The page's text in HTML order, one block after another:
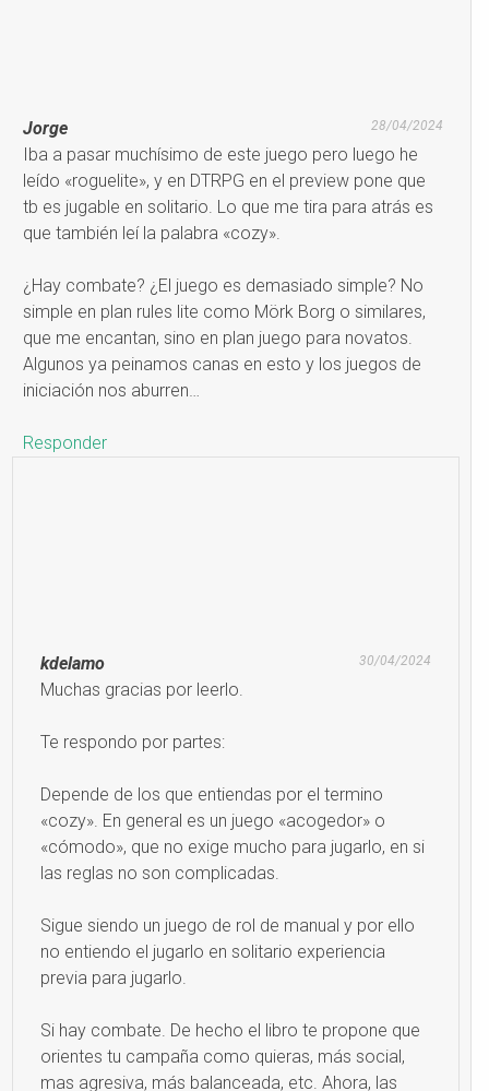
Jorge 28/04/2024
Iba a pasar muchísimo de este juego pero luego he
leído «roguelite», y en DTRPG en el preview pone que
tb es jugable en solitario. Lo que me tira para atrás es
que también leí la palabra «cozy».
¿Hay combate? ¿El juego es demasiado simple? No
simple en plan rules lite como Mörk Borg o similares,
que me encantan, sino en plan juego para novatos.
Algunos ya peinamos canas en esto y los juegos de
iniciación nos aburren…
Responder
kdelamo 30/04/2024
Muchas gracias por leerlo.
Te respondo por partes:
Depende de los que entiendas por el termino
«cozy». En general es un juego «acogedor» o
«cómodo», que no exige mucho para jugarlo, en si
las reglas no son complicadas.
Sigue siendo un juego de rol de manual y por ello
no entiendo el jugarlo en solitario experiencia
previa para jugarlo.
Si hay combate. De hecho el libro te propone que
orientes tu campaña como quieras, más social,
mas agresiva, más balanceada, etc. Ahora, las